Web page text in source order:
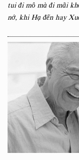
tui đi mô mà đi mãi
nớ, khi Hạ đến hay